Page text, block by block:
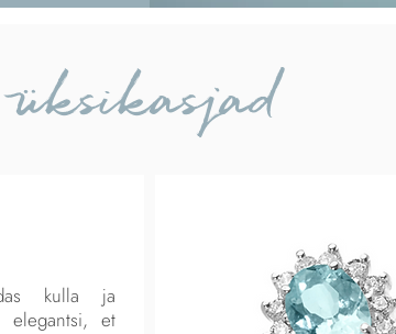
üksikasjad
kulla ja
elegantsi, et